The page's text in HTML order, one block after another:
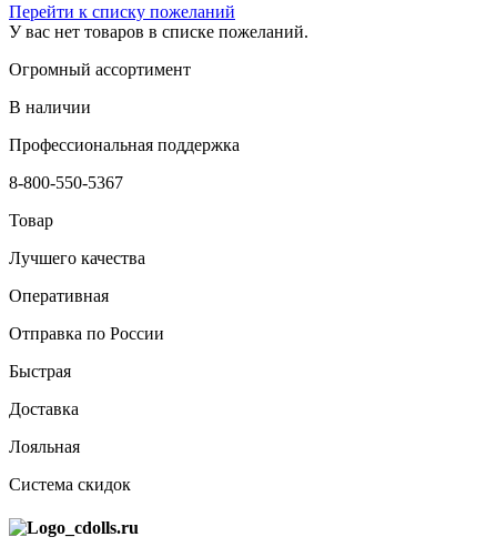
Перейти к списку пожеланий
У вас нет товаров в списке пожеланий.
Огромный ассортимент
В наличии
Профессиональная поддержка
8-800-550-5367
Товар
Лучшего качества
Оперативная
Отправка по России
Быстрая
Доставка
Лояльная
Система скидок